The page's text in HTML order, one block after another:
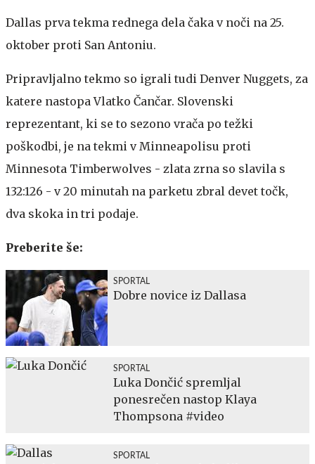
Dallas prva tekma rednega dela čaka v noči na 25.
oktober proti San Antoniu.
Pripravljalno tekmo so igrali tudi Denver Nuggets, za
katere nastopa Vlatko Čančar. Slovenski
reprezentant, ki se to sezono vrača po težki
poškodbi, je na tekmi v Minneapolisu proti
Minnesota Timberwolves - zlata zrna so slavila s
132:126 - v 20 minutah na parketu zbral devet točk,
dva skoka in tri podaje.
Preberite še:
SPORTAL
Dobre novice iz Dallasa
SPORTAL
Luka Dončić spremljal
ponesrečen nastop Klaya
Thompsona #video
SPORTAL